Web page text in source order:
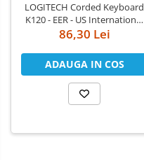
LOGITECH Corded Keyboard
K120 - EER - US International
layout
86,30 Lei
ADAUGA IN COS